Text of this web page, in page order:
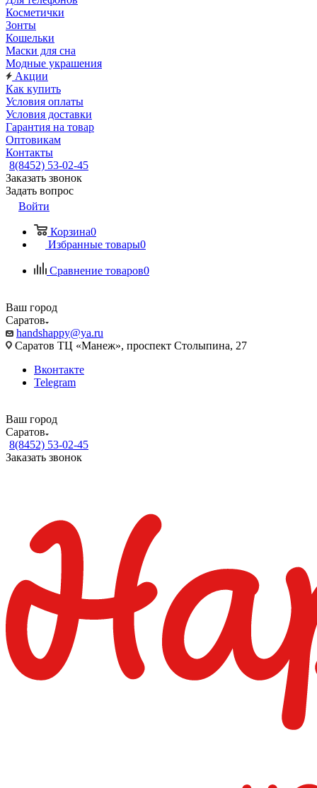
Косметички
Зонты
Кошельки
Маски для сна
Модные украшения
Акции
Как купить
Условия оплаты
Условия доставки
Гарантия на товар
Оптовикам
Контакты
8(8452) 53-02-45
Заказать звонок
Задать вопрос
Войти
Корзина0
Избранные товары0
Сравнение товаров0
Ваш город
Саратов
handshappy@ya.ru
Саратов ТЦ «Манеж», проспект Столыпина, 27
Вконтакте
Telegram
Ваш город
Саратов
8(8452) 53-02-45
Заказать звонок